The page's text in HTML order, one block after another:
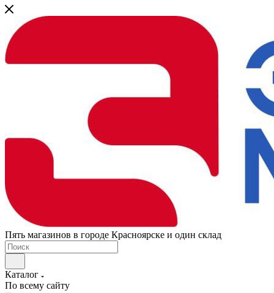
Пять магазинов в городе Красноярске и один склад
Каталог
По всему сайту